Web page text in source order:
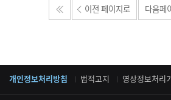
달마지 쌀 20kg짜리로
목포지역아동센터 연합
활동에는 국가품질명장
부서장을 포함한 3명 등
활용하는 모습에서 명장
했습니다. 품질명장 그룹은 7월부터 8월말까지
이전 페이지로 다음페
개인정보처리방침 법적고지 영상정보처리